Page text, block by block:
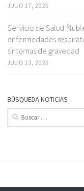
JULIO 17, 2026
Servicio de Salud
enfermedades
síntomas de gravedad
JULIO 13, 2026
BÚSQUEDA NOTICIAS
Buscar: